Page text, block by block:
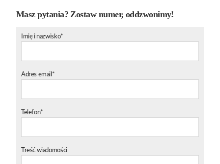
Masz pytania? Zostaw numer, oddzwonimy!
Imię i nazwisko*
Adres email*
Telefon*
Treść wiadomości